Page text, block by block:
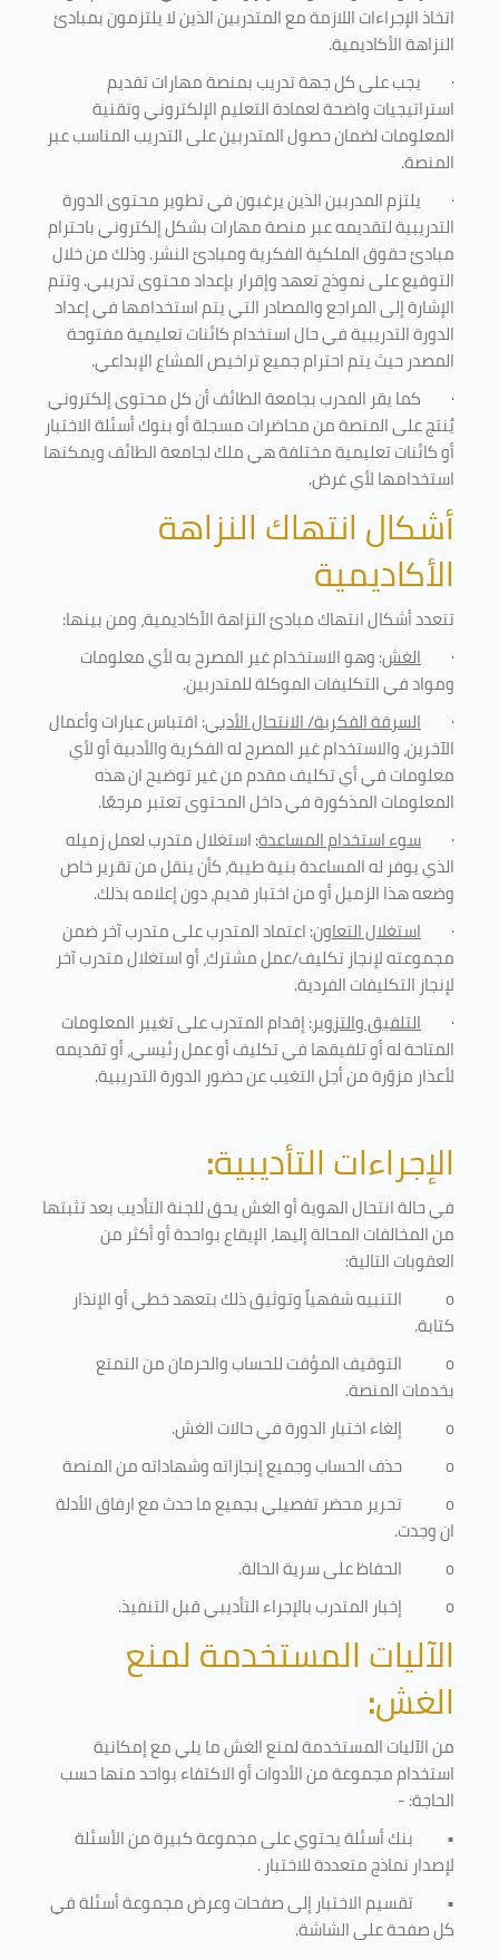
اتخاذ الإجراءات اللازمة مع المتدربين الذين لا يلتزمون بمبادئ
النزاهة الأكاديمية.
· يجب على كل جهة تدريب بمنصة مهارات تقديم
استراتيجيات واضحة لعمادة التعليم الإلكتروني وتقنية
المعلومات لضمان حصول المتدربين على التدريب المناسب عبر
المنصة.
· يلتزم المدربين الذين يرغبون في تطوير محتوى الدورة
التدريبية لتقديمه عبر منصة مهارات بشكل إلكتروني باحترام
مبادئ حقوق الملكية الفكرية ومبادئ النشر. وذلك من خلال
التوقيع على نموذج تعهد وإقرار بإعداد محتوى تدريبي. وتتم
الإشارة إلى المراجع والمصادر التي يتم استخدامها في إعداد
الدورة التدريبية في حال استخدام كائنات تعليمية مفتوحة
المصدر حيث يتم احترام جميع تراخيص المشاع الإبداعي.
· كما يقر المدرب بجامعة الطائف أن كل محتوى إلكتروني
يُنتج على المنصة من محاضرات مسجلة أو بنوك أسئلة الاختبار
أو كائنات تعليمية مختلفة هي ملك لجامعة الطائف ويمكنها
استخدامها لأي غرض.
أشكال انتهاك النزاهة
الأكاديمية
تتعدد أشكال انتهاك مبادئ النزاهة الأكاديمية، ومن بينها:
· الغش: وهو الاستخدام غير المصرح به لأي معلومات
ومواد في التكليفاتالموكلة للمتدربين.
· السرقة الفكرية/ الانتحال الأدبي: اقتباس عبارات وأعمال
الآخرين، والاستخدام غير المصرح له الفكرية والأدبية أو لأي
معلومات في أي تكليف مقدم من غير توضيح ان هذه
المعلومات المذكورة في داخل المحتوى تعتبر مرجعًا.
· سوء استخدام المساعدة: استغلال متدرب لعمل زميله
الذي يوفر له المساعدة بنية طيبة، كأن ينقل من تقرير خاص
وضعه هذا الزميل أو من اختبار قديم، دون إعلامه بذلك.
· استغلال التعاون: اعتماد المتدرب على متدرب آخر ضمن
مجموعته لإنجاز تكليف/عمل مشترك، أو استغلال متدرب آخر
لإنجاز التكليفات الفردية.
· التلفيق والتزوير: إقدام المتدرب على تغيير المعلومات
المتاحة له أو تلفيقها في تكليف أو عمل رئيسي، أو تقديمه
لأعذار مزوّرة من أجل التغيب عن حضور الدورة التدريبية.
الإجراءات التأديبية:
في حالة انتحال الهوية أو الغش يحق للجنة التأديب بعد تثبتها
من المخالفات المحالة إليها، الإيقاع بواحدة أو أكثر من
العقوبات التالية:
o
التنبيه شفهياً وتوثيق ذلك بتعهد خطي أو الإنذار
كتابة.
o
التوقيف المؤقت للحساب والحرمان من التمتع
بخدمات المنصة.
o
إلغاء اختبار الدورة في حالات الغش.
o
حذف الحساب وجميع إنجازاته وشهاداته من المنصة
o
تحرير محضر تفصيلي بجميع ما حدث مع ارفاق الأدلة
ان وجدت.
o
الحفاظ على سرية الحالة.
o
إخبار المتدرب بالإجراء التأديبي قبل التنفيذ.
الآليات المستخدمة لمنع
الغش:
من الآليات المستخدمة لمنع الغش ما يلي مع إمكانية
استخدام مجموعة من الأدوات أو الاكتفاء بواحد منها حسب
الحاجة: -
• بنك أسئلة يحتوي على مجموعة كبيرة من الأسئلة
لإصدار نماذج متعددة للاختبار.
• تقسيم الاختبار إلى صفحات وعرض مجموعة أسئلة في
كل صفحة على الشاشة.